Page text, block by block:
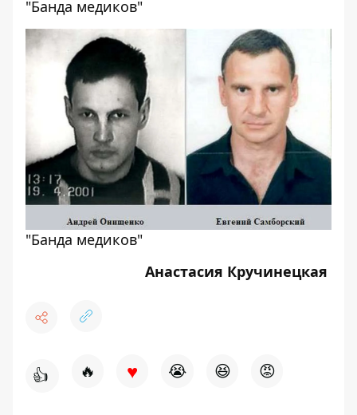
"Банда медиков"
"Банда медиков"
Анастасия Кручинецкая
👍 🔥 ♥ 😭 😆 😡